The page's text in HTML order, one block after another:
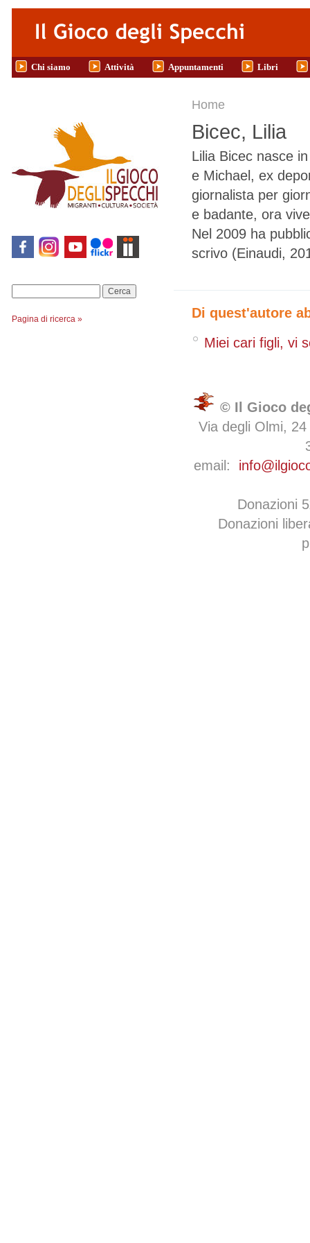
Salta al contenuto principale
Chi siamo Attività Appuntamenti Libri
Pagina di ricerca »
Tu sei qui
Home
Bicec, Lilia
Lilia Bicec nasce
e Michael, ex
giornalista per
e badante, ora
Nel 2009 ha
scrivo (Einaudi,
Di quest'autore
Miei cari figli, vi
© Il Gioco
Via degli Olmi,
email:
Donazioni
Donazioni